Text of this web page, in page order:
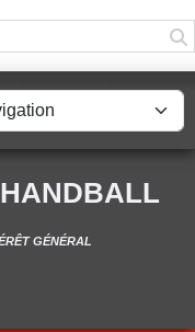
GÉNÉRAL